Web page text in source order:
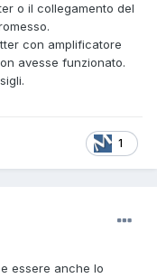
o il collegamento del
con amplificatore
avesse funzionato.
1
essere anche lo